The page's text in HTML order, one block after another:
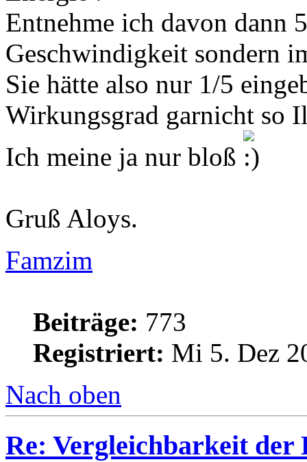
Entnehme ich davon dann
Geschwindigkeit sondern
Sie hätte also nur 1/5
Wirkungsgrad garnicht so
Ich meine ja nur bloß
Gruß Aloys.
Famzim
Beiträge: 773
Registriert: Mi 5. Dez
Nach oben
Re: Vergleichbarkeit der